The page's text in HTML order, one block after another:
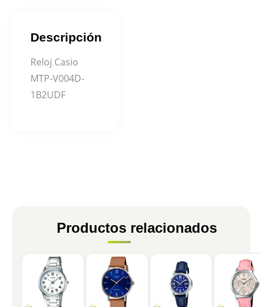
Descripción
Reloj Casio
MTP-V004D-
1B2UDF
Productos relacionados